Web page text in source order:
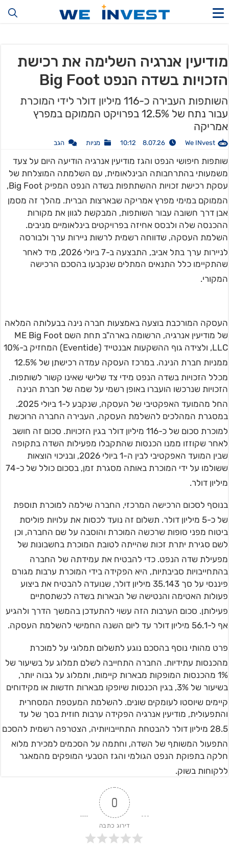
מודיעין אנרגיה השלימה את רכישת
הזכויות בשדה הנפט Big Foot
השותפות העבירה כ-116 מיליון דולר לידי המוכרת
עבור נתח של 12.5% בפרויקט הממוקם במפרץ
אמריקה
We INvest
8.07.26 10:12 מניות הגב
שותפות חיפושי הנפט והגז מודיעין אנרגיה הודיעה היום על צעד
משמעותי בהתרחבותה הבינלאומית, עם השלמתה המוצלחת של
עסקת רכישת זכויות ההשתתפות בשדה הנפט המפיק Big Foot,
הממוקם במימי מפרץ אמריקה שבארצות הברית. מהלך זה מסמן
אבן דרך חשובה עבור השותפות, המבקשת לגוון את מקורות
ההכנסה שלה ולבסס אחיזה בפרויקטים בינלאומיים מניבים.
השלמת העסקה, שדווחה רשמית לרשות ניירות ערך ולבורסה
לניירות ערך בתל אביב
, התבצעה ב-7 ביולי 2026, מיד לאחר
שהתקיימו כלל התנאים המתלים שנקבעו בהסכם הרכישה
המקורי.
העסקה המורכבת בוצעה באמצעות חברה נינה בבעלותה המלאה
של מודיעין אנרגיה, הרשומה בארה"ב תחת השם ME Big Foot
LLC, ולצידה גוף ההשקעות אבנטייד (Eventide) המחזיק ב-10%
ממניות חברת הנינה
. במרכז העסקה עמדה רכישתן של 12.5%
מכלל הזכויות בשדה הנפט מידי צד שלישי שאינו קשור לשותפות.
הזכויות שנרכשו הועברו באופן רשמי על שמה של חברת הנינה
החל מהמועד האפקטיבי של העסקה, שנקבע ל-1 ביולי 2025
.
במסגרת המהלכים להשלמת העסקה, העבירה החברה הרוכשת
למוכרת סכום של כ-116 מיליון דולר בגין הזכויות
. סכום זה חושב
לאחר שקוזזו ממנו הכנסות שהתקבלו מפעילות השדה בתקופה
שבין המועד האפקטיבי לבין ה-1 ביולי 2026, ובניכוי הוצאות
ששולמו על ידי המוכרת באותה מסגרת זמן, בסכום כולל של כ-74
מיליון דולר.
בנוסף לסכום הרכישה המרכזי, החברה שילמה למוכרת תוספת
של כ-5 מיליון דולר
. תשלום זה נועד לכסות את עלויות פוליסת
ביטוח מפני סופות שרכשה המוכרת והוסבה על שם החברה, וכן
לשם סגירת יתרת זכות שהייתה לטובת המוכרת בחשבונות של
מפעילת שדה הנפט. כדי להבטיח את עמידתה של החברה
בהתחייבויות סביבתיות, היא הפקידה בידי המוכרת ערבות מגורם
פיננסי על סך 35.143 מיליון דולר, שנועדה להבטיח את ביצוע
פעולות האטימה והנטישה של הבארות בשדה לכשתסתיים
פעילותן. סכום הערבות הזה עשוי להתעדכן בהמשך הדרך ולהגיע
אף ל-56.1 מיליון דולר עד ליום השנה החמישי להשלמת העסקה
.
פרט מהותי נוסף בהסכם נוגע לתשלום תמלוגי על למוכרת
מהכנסות עתידיות. החברה התחייבה לשלם תמלוג על בשיעור של
1% מהכנסות המופקות מבארות קיימות, ותמלוג על גבוה יותר,
בשיעור של 3%, בגין הכנסות שיופקו מבארות חדשות או מקידוחים
קיימים שיוסטו לעומקים שונים. להשלמת המעטפת המסחרית
והתפעולית, מודיעין אנרגיה הפקידה ערבות חוזית בסך של עד
28.5 מיליון דולר להבטחת התחייבויותיה
, הצטרפה רשמית להסכם
התפעול המשותף של השדה, וחתמה על הסכמים למכירת מלוא
חלקה בתפוקת הנפט הגולמי והגז הטבעי המופקים מהמאגר
ללקוחות בשוק.
0
דירוג כתבה